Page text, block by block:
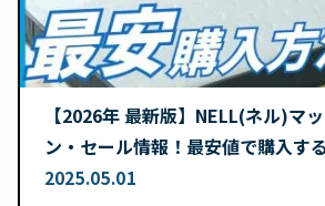
【2026年 最新版】NELL(ネル)マ
ン・セール情報！最安値で購入す
2025.05.01